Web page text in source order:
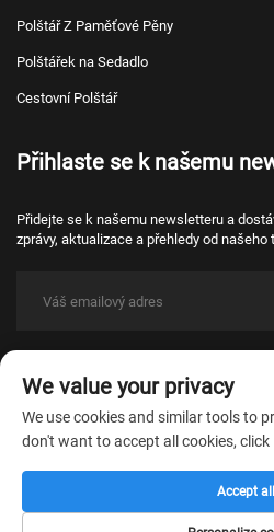
Polštář Z Paměťové Pěny
Polštářek na Sedadlo
Cestovní Polštář
Přihlaste se k našemu
Přidejte se k našemu newsletteru a
zprávy, aktualizace a přehledy od našeho
práva vyhrazena.
Zásady ochrany osobních údajů
We value your privacy
We use cookies and similar tools to
don't want to accept all cookies, click
Accept all